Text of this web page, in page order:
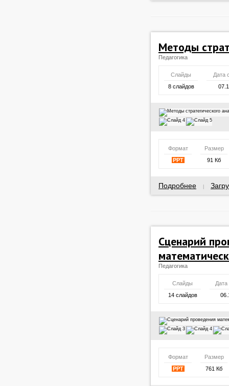
Методы
Педагогика
Слайды
Дата
8 слайдов
Формат
Размер
PPT
91 Кб
Подробнее
Сценарий
Педагогика
Слайды
Дата
14 слайдов
Формат
Размер
PPT
761 Кб